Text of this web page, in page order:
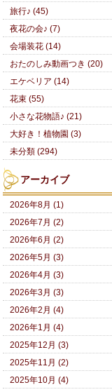
旅行♪ (45)
夜花の会♪ (7)
会場装花 (14)
おたのしみ動画つき (20)
エケベリア (14)
花束 (55)
小さな花物語♪ (21)
大好き！植物園 (3)
未分類 (294)
アーカイブ
2026年8月 (1)
2026年7月 (2)
2026年6月 (2)
2026年5月 (3)
2026年4月 (3)
2026年3月 (3)
2026年2月 (4)
2026年1月 (4)
2025年12月 (3)
2025年11月 (2)
2025年10月 (4)